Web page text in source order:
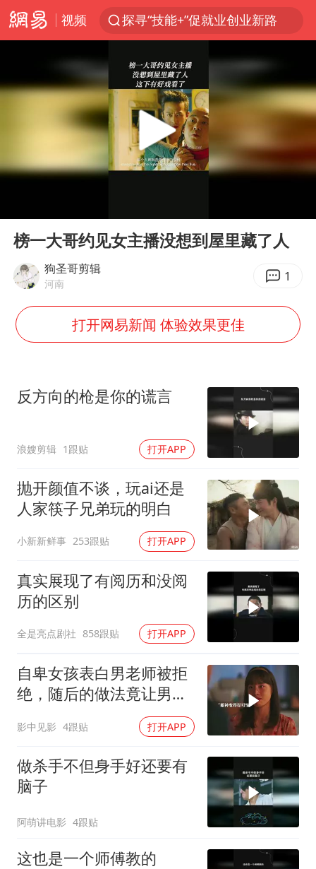
视频
探寻“技能+”促就业创业新路
美国退回1000亿美元关税
24小时不关空调 电费反而更低？
河南试行周五下午弹性离岗
如何把百年大党建设得更加坚强有力
银行午休1.5小时 留个窗口行不行
余承东口误将24999元电脑报成2499
小伙靠AI减肥 45天瘦40斤进了ICU
李嫣近照曝光
总书记关心百姓身边这些民生大事
Play
榜一大哥约见女主播没想到屋里藏了人
狗圣哥剪辑
河南 1
打开网易新闻 体验效果更佳
反方向的枪是你的谎言
浪嫂剪辑 1跟贴 打开APP
抛开颜值不谈，玩ai还是
人家筷子兄弟玩的明白
小新新鲜事 253跟贴 打开APP
真实展现了有阅历和没阅
历的区别
全是亮点剧社 858跟贴 打开APP
自卑女孩表白男老师被拒
绝，随后的做法竟让男老
影中见影 4跟贴 打开APP
做杀手不但身手好还要有
脑子
阿萌讲电影 4跟贴
这也是一个师傅教的